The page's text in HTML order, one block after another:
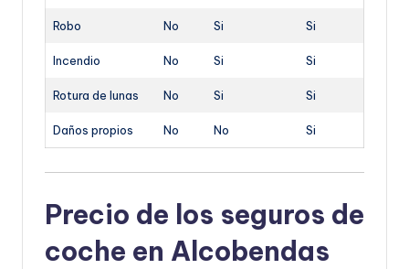
Robo No Si Si
Incendio No Si Si
Rotura de lunas No Si Si
Daños propios No No Si
Precio de los seguros de
coche en Alcobendas